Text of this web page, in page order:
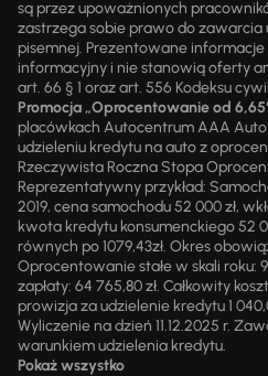
są przez upoważnionych
zastrzega sobie prawo do
pisemnej. Prezentowane
informacyjny i nie stanowią oferty
art. 66 § 1 oraz art. 556 Kodeksu
Promocja „Oprocentowanie od
placówkach Autocentrum AAA Auto
udzieleniu kredytu na auto z
Rzeczywista Roczna Stopa
Reprezentatywny przykład:
2019, cena samochodu 52 000 zł,
kwota kredytu konsumenckiego 52
równych po 1079,43zł. Okres
Oprocentowanie stałe w skali roku:
zapłaty: 64 765,80 zł. Całkowity
prowizja za udzielenie kredytu 1
Wyliczenie na dzień 11.12.2025 r.
warunkiem udzielenia kredytu.
Pokaż wszystko